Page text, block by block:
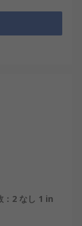
：2 なし 1 in